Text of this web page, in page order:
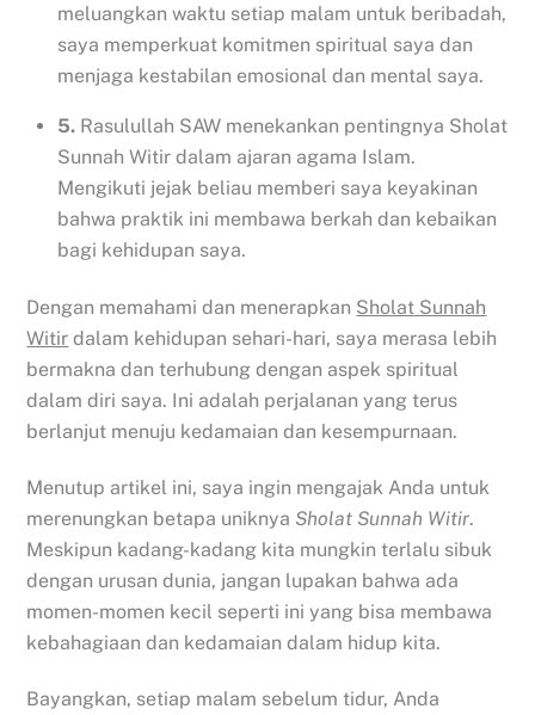
meluangkan waktu setiap malam untuk beribadah,
saya memperkuat komitmen spiritual saya dan
menjaga kestabilan emosional dan mental saya.
5. Rasulullah SAW menekankan pentingnya Sholat
Sunnah Witir dalam ajaran agama Islam.
Mengikuti jejak beliau memberi saya keyakinan
bahwa praktik ini membawa berkah dan kebaikan
bagi kehidupan saya.
Dengan memahami dan menerapkan Sholat Sunnah
Witir dalam kehidupan sehari-hari, saya merasa lebih
bermakna dan terhubung dengan aspek spiritual
dalam diri saya. Ini adalah perjalanan yang terus
berlanjut menuju kedamaian dan kesempurnaan.
Menutup artikel ini, saya ingin mengajak Anda untuk
merenungkan betapa uniknya Sholat Sunnah Witir.
Meskipun kadang-kadang kita mungkin terlalu sibuk
dengan urusan dunia, jangan lupakan bahwa ada
momen-momen kecil seperti ini yang bisa membawa
kebahagiaan dan kedamaian dalam hidup kita.
Bayangkan, setiap malam sebelum tidur, Anda